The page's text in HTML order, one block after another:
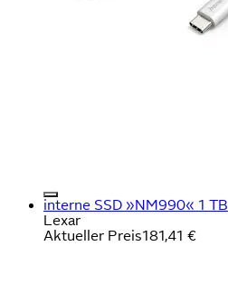
interne SSD »NM990« 1 TB
Lexar
Aktueller Preis181,41 €